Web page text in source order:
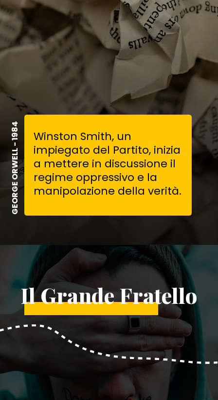
Winston Smith, un
impiegato del Partito, inizia
a mettere in discussione il
regime oppressivo e la
manipolazione della verità.
GEORGE ORWELL - 1984
Il Grande Fratello